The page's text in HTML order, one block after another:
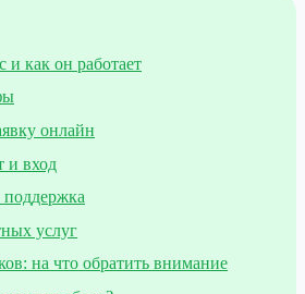
и как он работает
онлайн
и вход
поддержка
услуг
на что обратить внимание